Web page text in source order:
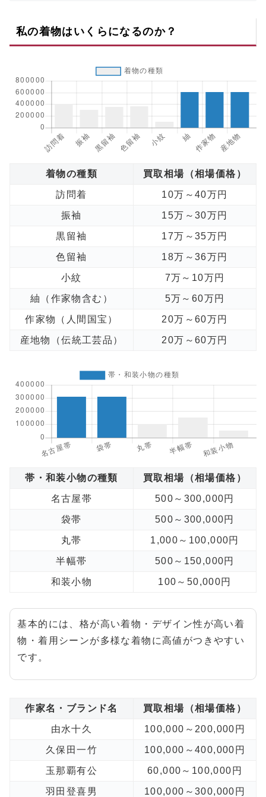
私の着物はいくらになるのか？
着物の種類 買取相場（相場価格）
訪問着 10万～40万円
振袖 15万～30万円
黒留袖 17万～35万円
色留袖 18万～36万円
小紋 7万～10万円
紬（作家物含む） 5万～60万円
作家物（人間国宝） 20万～60万円
産地物（伝統工芸品） 20万～60万円
帯・和装小物の種類 買取相場（相場価格）
名古屋帯 500～300,000円
袋帯 500～300,000円
丸帯 1,000～100,000円
半幅帯 500～150,000円
和装小物 100～50,000円
基本的には、格が高い着物・デザイン性が高い着
物・着用シーンが多様な着物に高値がつきやすい
です。
作家名・ブランド名 買取相場（相場価格）
由水十久 100,000～200,000円
久保田一竹 100,000～400,000円
玉那覇有公 60,000～100,000円
羽田登喜男 100,000～300,000円